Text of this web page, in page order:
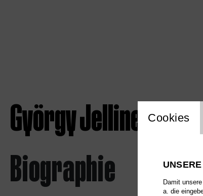
György Jellinek
Biographie
Cookies
Damit
a. die